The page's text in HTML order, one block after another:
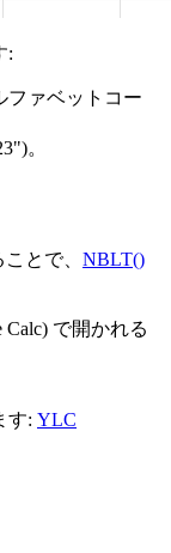
:
ファベットコー
。
とで、 NBLT()
で開かれる
す: YLC